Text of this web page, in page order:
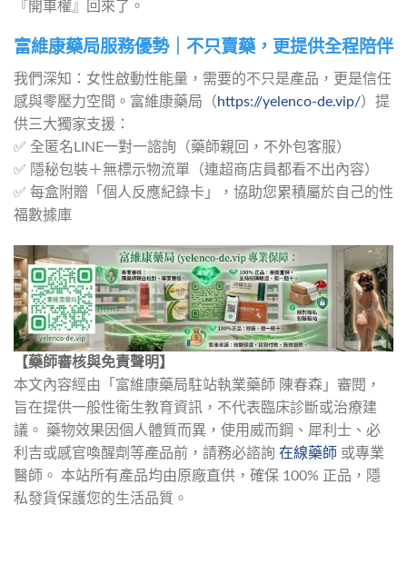
『開車權』回來了。
富維康藥局服務優勢｜不只賣藥，更提供全程陪伴
我們深知：女性啟動性能量，需要的不只是產品，更是信任
感與零壓力空間。富維康藥局（https://yelenco-de.vip/）提
供三大獨家支援：
✅ 全匿名LINE一對一諮詢（藥師親回，不外包客服）
✅ 隱秘包裝＋無標示物流單（連超商店員都看不出內容）
✅ 每盒附贈「個人反應紀錄卡」，協助您累積屬於自己的性
福數據庫
【藥師審核與免責聲明】
本文內容經由「富維康藥局駐站執業藥師 陳春森」審閱，
旨在提供一般性衛生教育資訊，不代表臨床診斷或治療建
議。 藥物效果因個人體質而異，使用威而鋼、犀利士、必
利吉或感官喚醒劑等產品前，請務必諮詢 在線藥師 或專業
醫師。 本站所有產品均由原廠直供，確保 100% 正品，隱
私發貨保護您的生活品質。